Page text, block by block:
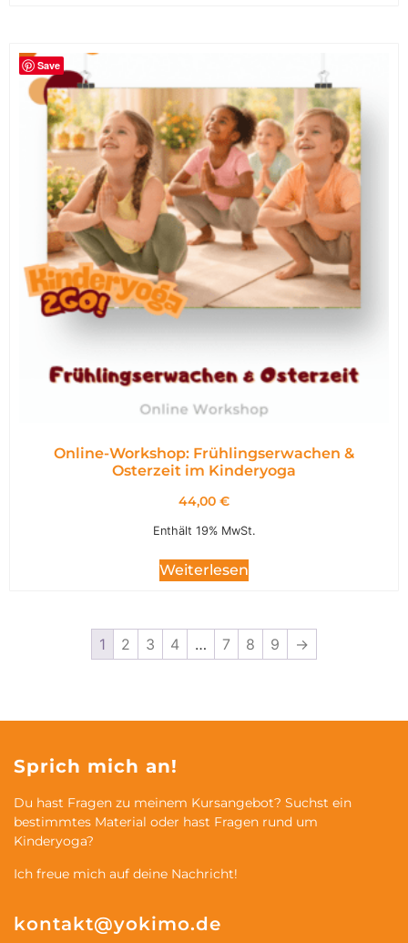
Save
Online-Workshop: Frühlingserwachen &
Osterzeit im Kinderyoga
44,00 €
Enthält 19% MwSt.
Weiterlesen
1 2 3 4 … 7 8 9 →
Sprich mich an!
Du hast Fragen zu meinem Kursangebot? Suchst ein
bestimmtes Material oder hast Fragen rund um
Kinderyoga?
Ich freue mich auf deine Nachricht!
kontakt@yokimo.de